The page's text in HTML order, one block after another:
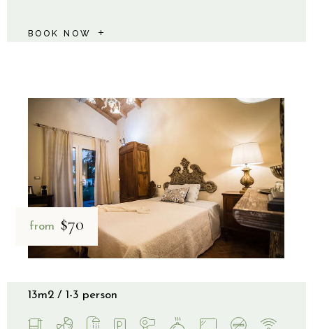
BOOK NOW
from $70
13m2 1-3 person